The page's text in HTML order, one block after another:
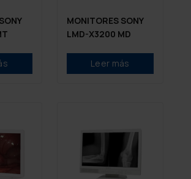
MONITORES SONY
LMD-X3200 MD
Leer más